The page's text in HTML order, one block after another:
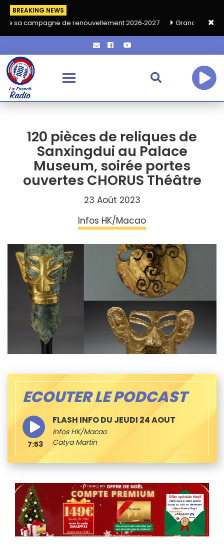
BREAKING NEWS
de renouvellement 2026‑2027 Grand café de rentrée HKA
120 pièces de reliques de
Sanxingdui au Palace
Museum, soirée portes
ouvertes CHORUS Théâtre
23 Août 2023
Infos HK/Macao
ECOUTER LE PODCAST
FLASH INFO DU JEUDI 24 AOUT
Infos HK/Macao
Catya Martin
7:53